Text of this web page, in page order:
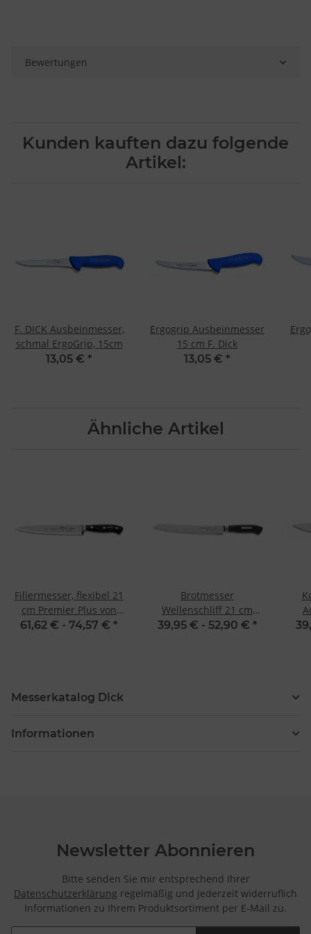
Bewertungen
Kunden kauften dazu folgende
Artikel:
F. DICK Ausbeinmesser,
schmal ErgoGrip, 15cm
13,05 € *
Ergogrip Ausbeinmesser
15 cm F. Dick
13,05 € *
Ähnliche Artikel
Filiermesser, flexibel 21
cm Premier Plus von
Dick
61,62 € - 74,57 € *
Brotmesser
Wellenschliff 21 cm
ActiveCut von Dick
39,95 € - 52,90 € *
Messerkatalog Dick
Informationen
Newsletter Abonnieren
Bitte senden Sie mir entsprechend Ihrer
Datenschutzerklärung regelmäßig und jederzeit widerruflich
Informationen zu Ihrem Produktsortiment per E-Mail zu.